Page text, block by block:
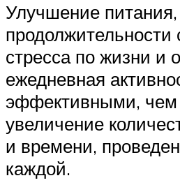
Улучшение питания,
продолжительности
стресса по жизни и
ежедневная
эффективными, чем
увеличение
и времени,
каждой.